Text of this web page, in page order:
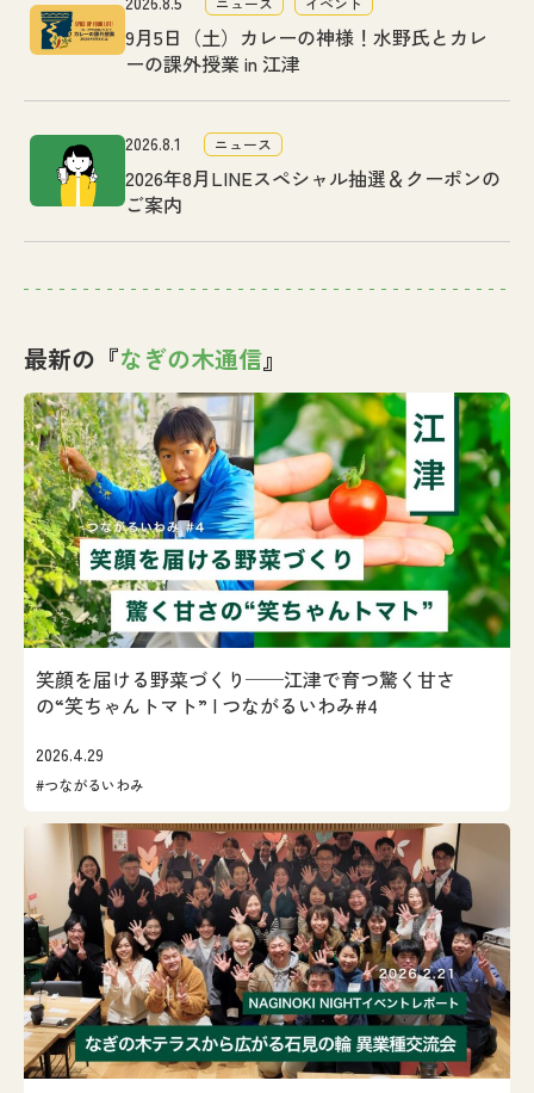
9月5日（土）カレーの神様！水野氏とカレ
ーの課外授業 in 江津
2026.8.1 ニュース
2026年8月LINEスペシャル抽選＆クーポンの
ご案内
最新の『なぎの木通信』
笑顔を届ける野菜づくり──江津で育つ驚く甘さ
の“笑ちゃんトマト” | つながるいわみ#4
2026.4.29
#つながるいわみ